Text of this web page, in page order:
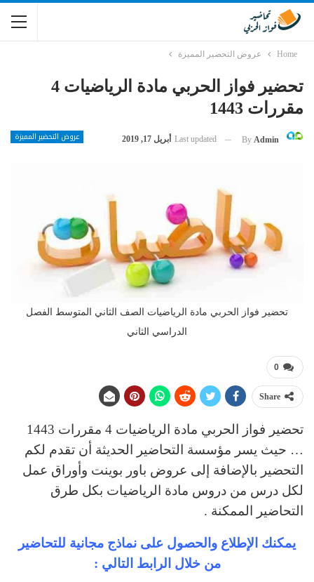
Home عروض التحضير المميزة
تحضير فواز الحربي مادة الرياضيات 4
مقررات 1443
عروض التحضير المميزة By Admin
Last updated أبريل 17, 2019
تحضير فواز الحربي مادة الرياضيات الصف الثاني المتوسط الفصل
الدراسي الثاني
0
Share
تحضير فواز الحربي مادة الرياضيات 4 مقررات 1443
… حيث يسر مؤسسة التحاضير الحديثة أن تقدم لكم
التحضير بالإضافة إلى عروض باور بوينت وأوراق عمل
لكل درس من دروس مادة الرياضيات بكل طرق
التحاضير الممكنة .
يمكنك الإطلاع والحصول على نماذج مجانية للتحاضير
من خلال الرابط التالي :